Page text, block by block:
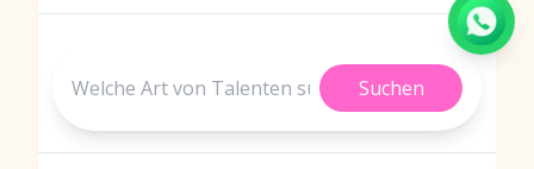
2 Eightfold AI
Mountain
View, USA
(Global)
Suchen